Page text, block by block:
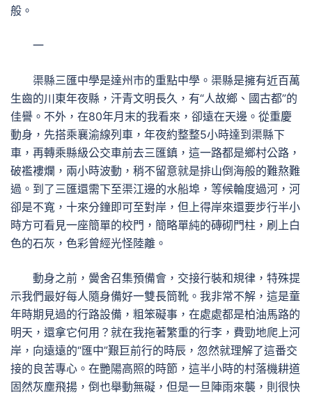
般。
一
渠縣三匯中學是達州市的重點中學。渠縣是擁有近百萬
生齒的川東年夜縣，汗青文明長久，有“人故鄉、國古都”的
佳譽。不外，在80年月末的我看來，卻遠在天邊。從重慶
動身，先搭乘襄渝線列車，年夜約整整5小時達到渠縣下
車，再轉乘縣級公交車前去三匯鎮，這一路都是鄉村公路，
破襤褸爛，兩小時波動，稍不留意就是排山倒海般的難熬難
過。到了三匯還需下至渠江邊的水船埠，等候輪度過河，河
卻是不寬，十來分鐘即可至對岸，但上得岸來還要步行半小
時方可看見一座簡單的校門，簡略單純的磚砌門柱，刷上白
色的石灰，色彩曾經光怪陸離。
動身之前，黌舍召集預備會，交接行裝和規律，特殊提
示我們最好每人隨身備好一雙長筒靴。我非常不解，這是童
年時期見過的行路設備，粗笨礙事，在處處都是柏油馬路的
明天，還拿它何用？就在我拖著繁重的行李，費勁地爬上河
岸，向遠遠的“匯中”艱巨前行的時辰，忽然就理解了這番交
接的良苦專心。在艷陽高照的時節，這半小時的村落機耕道
固然灰塵飛揚，倒也舉動無礙，但是一旦陣雨來襲，則很快